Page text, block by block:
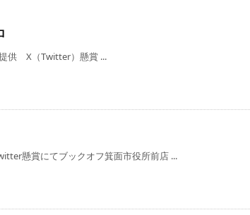
X（Twitter）懸賞 ...
賞にてブックオフ箕面市役所前店 ...